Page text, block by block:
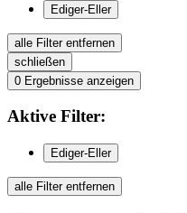
Ediger-Eller
alle Filter entfernen
schließen
0 Ergebnisse anzeigen
Aktive Filter:
Ediger-Eller
alle Filter entfernen